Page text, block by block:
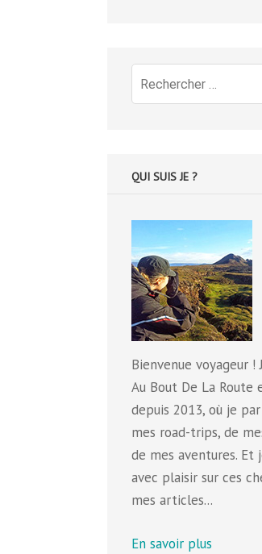
Recherche
pour
QUI SUIS JE ?
Bienvenue voyageur !
Au Bout De La Route
depuis 2013, où je
mes road-trips, de
de mes aventures. Et
avec plaisir sur ces
mes articles...
En savoir plus